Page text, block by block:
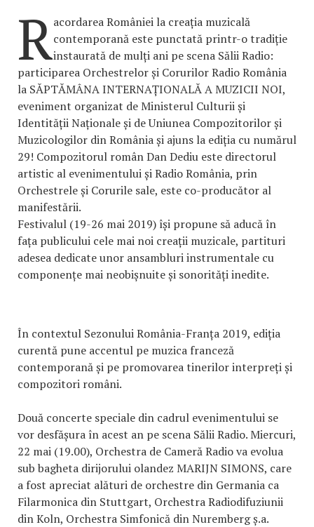
Racordarea României la creația muzicală
contemporană este punctată printr-o tradiție
instaurată de mulți ani pe scena Sălii Radio:
participarea Orchestrelor și Corurilor Radio România
la SĂPTĂMÂNA INTERNAȚIONALĂ A MUZICII NOI,
eveniment organizat de Ministerul Culturii și
Identității Naționale și de Uniunea Compozitorilor și
Muzicologilor din România și ajuns la ediția cu numărul
29! Compozitorul român Dan Dediu este directorul
artistic al evenimentului și Radio România, prin
Orchestrele și Corurile sale, este co-producător al
manifestării.
Festivalul (19-26 mai 2019) își propune să aducă în
fața publicului cele mai noi creații muzicale, partituri
adesea dedicate unor ansambluri instrumentale cu
componențe mai neobișnuite și sonorități inedite.
În contextul Sezonului România-Franța 2019, ediția
curentă pune accentul pe muzica franceză
contemporană și pe promovarea tinerilor interpreți și
compozitori români.
Două concerte speciale din cadrul evenimentului se
vor desfășura în acest an pe scena Sălii Radio. Miercuri,
22 mai (19.00), Orchestra de Cameră Radio va evolua
sub bagheta dirijorului olandez MARIJN SIMONS, care
a fost apreciat alături de orchestre din Germania ca
Filarmonica din Stuttgart, Orchestra Radiodifuziunii
din Koln, Orchestra Simfonică din Nuremberg ș.a.